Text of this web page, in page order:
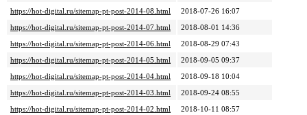
https://hot-digital.ru/sitemap-pt-post-2014-08.html
2018-07-26 16:07
https://hot-digital.ru/sitemap-pt-post-2014-07.html
2018-08-01 14:36
https://hot-digital.ru/sitemap-pt-post-2014-06.html
2018-08-29 07:43
https://hot-digital.ru/sitemap-pt-post-2014-05.html
2018-09-05 09:37
https://hot-digital.ru/sitemap-pt-post-2014-04.html
2018-09-18 10:04
https://hot-digital.ru/sitemap-pt-post-2014-03.html
2018-09-24 08:55
https://hot-digital.ru/sitemap-pt-post-2014-02.html
2018-10-11 08:57